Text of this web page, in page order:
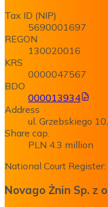
Tax ID (NIP)
5690001697
REGON
130020016
KRS
0000047567
BDO
000013934
Address
ul. Grzebskiego
Share cap.
PLN 4.3 million
National Court
Novago Żnin Sp. z